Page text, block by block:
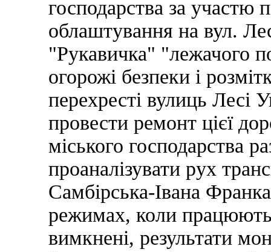
господарства за участю
облаштування на вул.
"Рукавичка" "лежачого
огорожі безпеки і
перехресті вулиць Лесі
провести ремонт цієї
міського господарства
проаналізувати рух
Самбірська-Івана
режимах, коли працюють
вимкнені, результати